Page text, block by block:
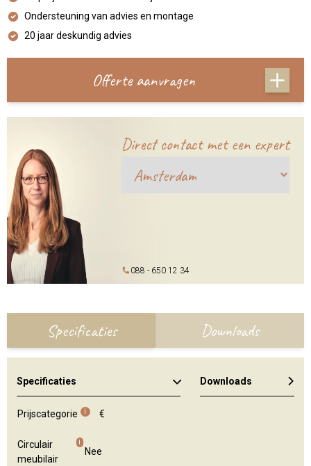
Ondersteuning van advies en montage
20 jaar deskundig advies
Offerte aanvragen
Direct contact met een expert
088 - 650 12 34
Specificaties Downloads
Specificaties
Prijscategorie i €
Circulair
meubilair
i
Nee
Downloads